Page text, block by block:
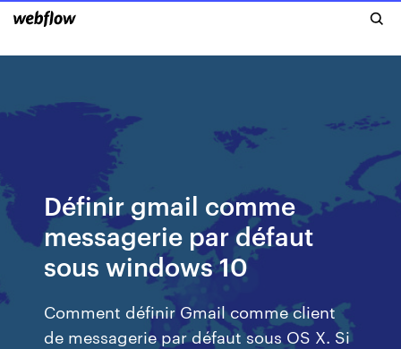
Définir gmail comme
messagerie par défaut
sous windows 10
Comment définir Gmail comme client
de messagerie par défaut sous OS X. Si